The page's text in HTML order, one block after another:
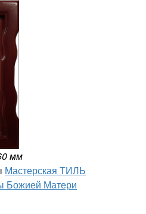
мм
Мастерская ТИЛЬ
Божией Матери